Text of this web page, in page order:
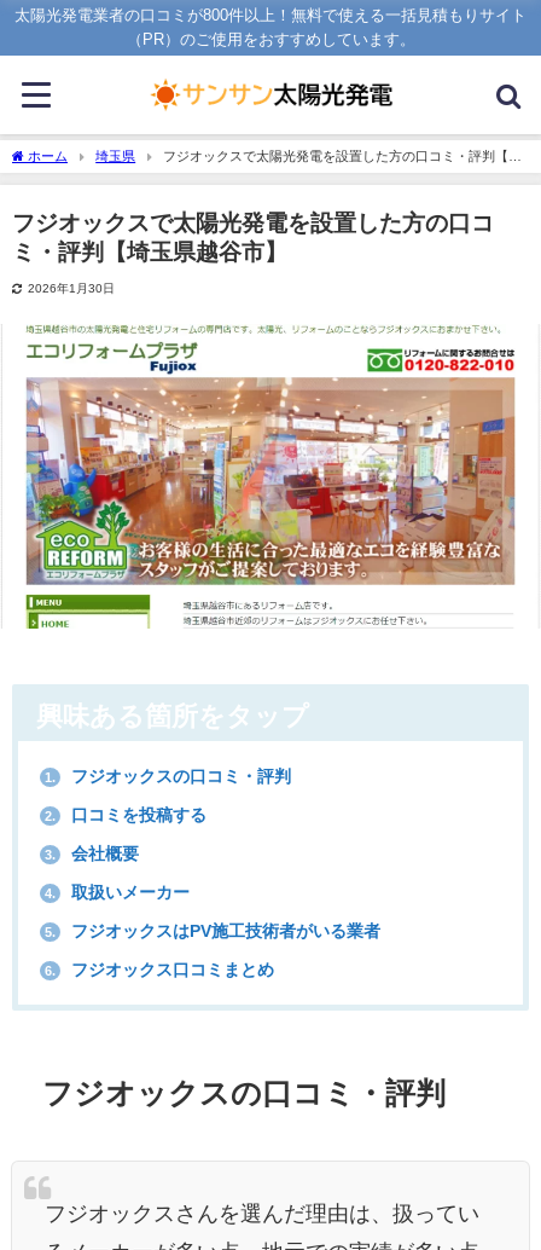
太陽光発電業者の口コミが800件以上！無料で使える一括見積もりサイト
（PR）のご使用をおすすめしています。
ホーム 埼玉県
フジオックスで太陽光発電を設置した方の口コミ・評判【埼
玉県越谷市】
フジオックスで太陽光発電を設置した方の口コ
ミ・評判【埼玉県越谷市】
2026年1月30日
興味ある箇所をタップ
1. フジオックスの口コミ・評判
2. 口コミを投稿する
3. 会社概要
4. 取扱いメーカー
5. フジオックスはPV施工技術者がいる業者
6. フジオックス口コミまとめ
フジオックスの口コミ・評判
フジオックスさんを選んだ理由は、扱ってい